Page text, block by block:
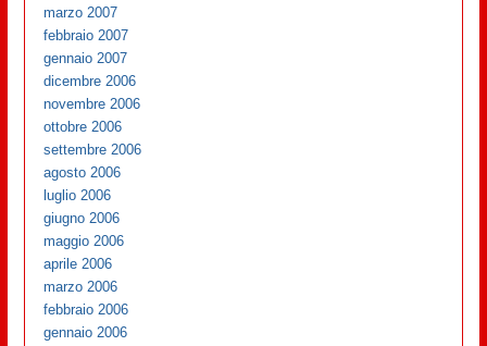
marzo 2007
febbraio 2007
gennaio 2007
dicembre 2006
novembre 2006
ottobre 2006
settembre 2006
agosto 2006
luglio 2006
giugno 2006
maggio 2006
aprile 2006
marzo 2006
febbraio 2006
gennaio 2006